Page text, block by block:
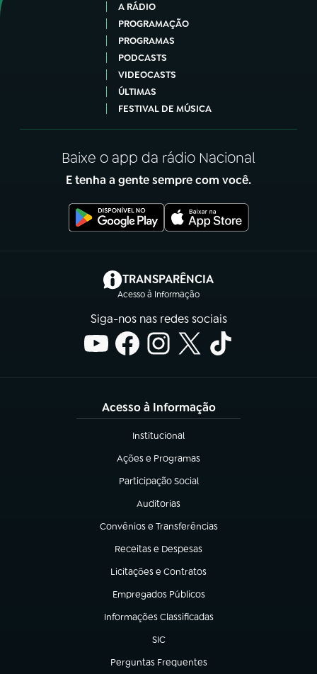
A RÁDIO
PROGRAMAÇÃO
PROGRAMAS
PODCASTS
VIDEOCASTS
ÚLTIMAS
FESTIVAL DE MÚSICA
Baixe o app da rádio Nacional
E tenha a gente sempre com você.
TRANSPARÊNCIA
Acesso à Informação
(abre em nova aba)
Siga-nos nas redes sociais
Acesso à Informação
Institucional
(abre em nova aba)
Ações e Programas
(abre em nova aba)
Participação Social
(abre em nova aba)
Auditorias
(abre em nova aba)
Convênios e Transferências
(abre em nova aba)
Receitas e Despesas
(abre em nova aba)
Licitações e Contratos
(abre em nova aba)
Empregados Públicos
(abre em nova aba)
Informações Classificadas
(abre em nova aba)
SIC
(abre em nova aba)
Perguntas Frequentes
(abre em nova aba)